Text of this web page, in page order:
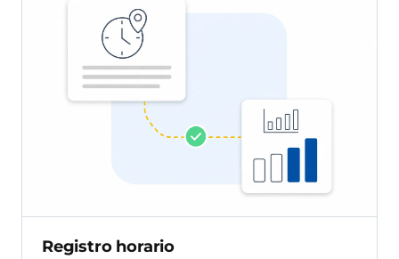
Registro horario